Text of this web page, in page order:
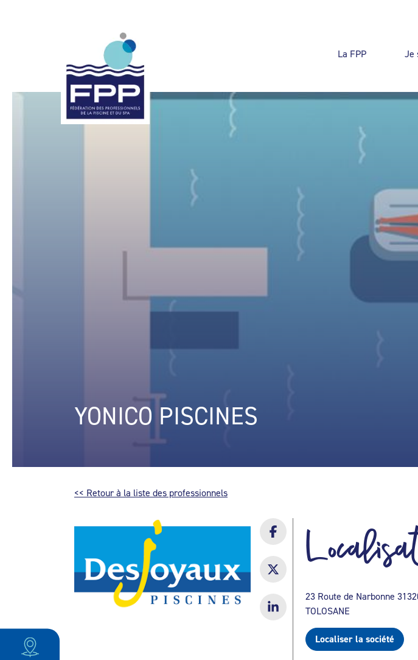
La FPP Je
YONICO PISCINES
<< Retour à la liste des professionnels
23 Route de Narbonne
TOLOSANE
Localiser la société